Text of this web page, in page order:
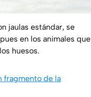
jaulas estándar, se
en los animales que
huesos.
fragmento de la